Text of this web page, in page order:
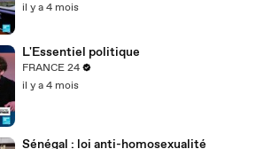
il y a 4 mois
L'Essentiel politique
FRANCE 24
il y a 4 mois
Sénégal : loi anti-homosexualité